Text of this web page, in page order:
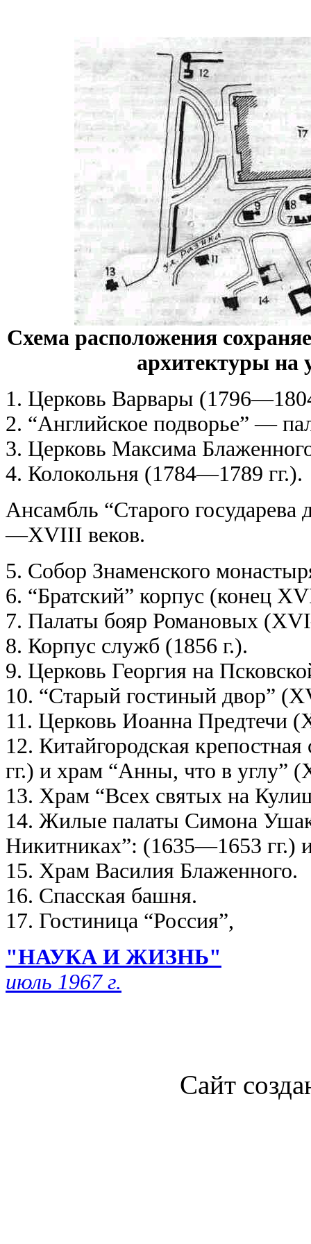
Схема расположения
архитектуры на
1. Церковь Варвары
2. “Английское подворье” —
3. Церковь Максима
4. Колокольня (1784—1789 гг.).
Ансамбль “Старого
—XVIII веков.
5. Собор Знаменского
6. “Братский” корпус (конец
7. Палаты бояр Романовых
8. Корпус служб (1856 г.).
9. Церковь Георгия на
10. “Старый гостиный двор”
11. Церковь Иоанна
12. Китайгородская
гг.) и храм “Анны, что в
13. Храм “Всех святых на
14. Жилые палаты Симона
Никитниках”: (1635—1653 гг.)
15. Храм Василия Блаженного.
16. Спасская башня.
17. Гостиница “Россия”,
"НАУКА И ЖИЗНЬ"
июль 1967 г.
Сайт